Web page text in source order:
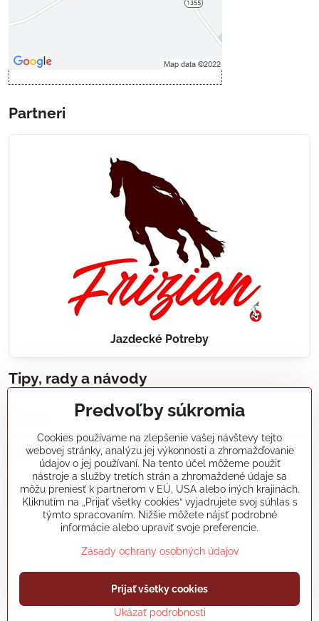
Povoliť a zapamätať - súhlas s
Partneri
Jazdecké Potreby
Tipy, rady a návody
Realizácie záhradných jazierok, bazénov, fontán,
Články a blogy
Rady a návody
koikapre/?ref=hl
©2026Copyright
Predvoľby súkromiaZásady ochrany osobných údajov
Predvoľby súkromia
Cookies používame na zlepšenie vašej návštevy tejto
webovej stránky, analýzu jej výkonnosti a zhromažďovanie
údajov o jej používaní. Na tento účel môžeme použiť
nástroje a služby tretích strán a zhromaždené údaje sa
môžu preniesť k partnerom v EÚ, USA alebo iných krajinách.
Kliknutím na „Prijať všetky cookies“ vyjadrujete svoj súhlas s
týmto spracovaním. Nižšie môžete nájsť podrobné
informácie alebo upraviť svoje preferencie.
Zásady ochrany osobných údajov
Ukázať podrobnosti
Prijať všetky cookies